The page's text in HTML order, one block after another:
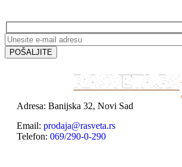
Adresa: Banijska 32, Novi Sad
Email: prodaja@rasveta.rs
Telefon: 069/290-0-290